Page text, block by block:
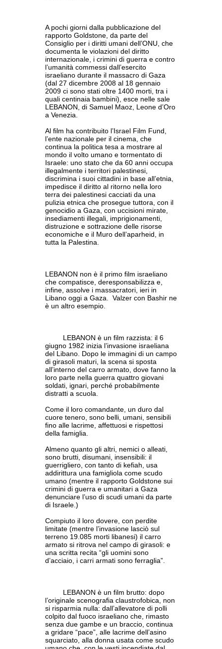
A pochi giorni dalla pubblicazione del
rapporto Goldstone, da parte del
Consiglio per i diritti umani dell’ONU, che
documenta le violazioni del diritto
internazionale, i crimini di guerra e contro
l’umanità commessi dall’esercito
israeliano durante il massacro di Gaza
(dal 27 dicembre 2008 al 18 gennaio
2009 ci sono stati oltre 1400 morti, tra i
quali centinaia bambini), esce nelle sale
LEBANON, di Samuel Maoz, Leone d’Oro
a Venezia.
Al film ha contribuito l’Israel Film Fund,
l’ente nazionale per il cinema, che
continua la politica tesa a mostrare al
mondo il volto umano e tormentato di
Israele: uno stato che da 60 anni occupa
illegalmente i territori palestinesi,
discrimina i suoi cittadini in base all’etnia,
impedisce il diritto al ritorno nella loro
terra dei palestinesi cacciati da una
pulizia etnica che prosegue tuttora, con il
genocidio a Gaza, con uccisioni mirate,
insediamenti illegali, imprigionamenti,
distruzione e sottrazione delle risorse
economiche e il Muro dell’aparheid, in
tutta la Palestina.
LEBANON non è il primo film israeliano
che compatisce, deresponsabilizza e,
infine, assolve i massacratori, ieri in
Libano oggi a Gaza. Valzer con Bashir ne
è un altro esempio.
LEBANON è un film razzista: il 6
giugno 1982 inizia l’invasione israeliana
del Libano. Dopo le immagini di un campo
di girasoli maturi, la scena si sposta
all’interno del carro armato, dove fanno la
loro parte nella guerra quattro giovani
soldati, ignari, perché probabilmente
distratti a scuola.
Come il loro comandante, un duro dal
cuore tenero, sono belli, umani, sensibili
fino alle lacrime, affettuosi e rispettosi
della famiglia.
Almeno quanto gli altri, nemici o alleati,
sono brutti, disumani, insensibili: il
guerrigliero, con tanto di kefiah, usa
addirittura una famigliola come scudo
umano (mentre il rapporto Goldstone sui
crimini di guerra e umanitari a Gaza
denunciare l’uso di scudi umani da parte
di Israele.)
Compiuto il loro dovere, con perdite
limitate (mentre l’invasione lasciò sul
terreno 19.085 morti libanesi) il carro
armato si ritrova nel campo di girasoli: e
una scritta recita “gli uomini sono
d’acciaio, i carri armati sono ferraglia”.
LEBANON è un film brutto: dopo
l’originale scenografia claustrofobica, non
si risparmia nulla: dall’allevatore di polli
colpito dal fuoco israeliano che, rimasto
senza due gambe e un braccio, continua
a gridare “pace”, alle lacrime dell’asino
squarciato, alla donna usata come scudo